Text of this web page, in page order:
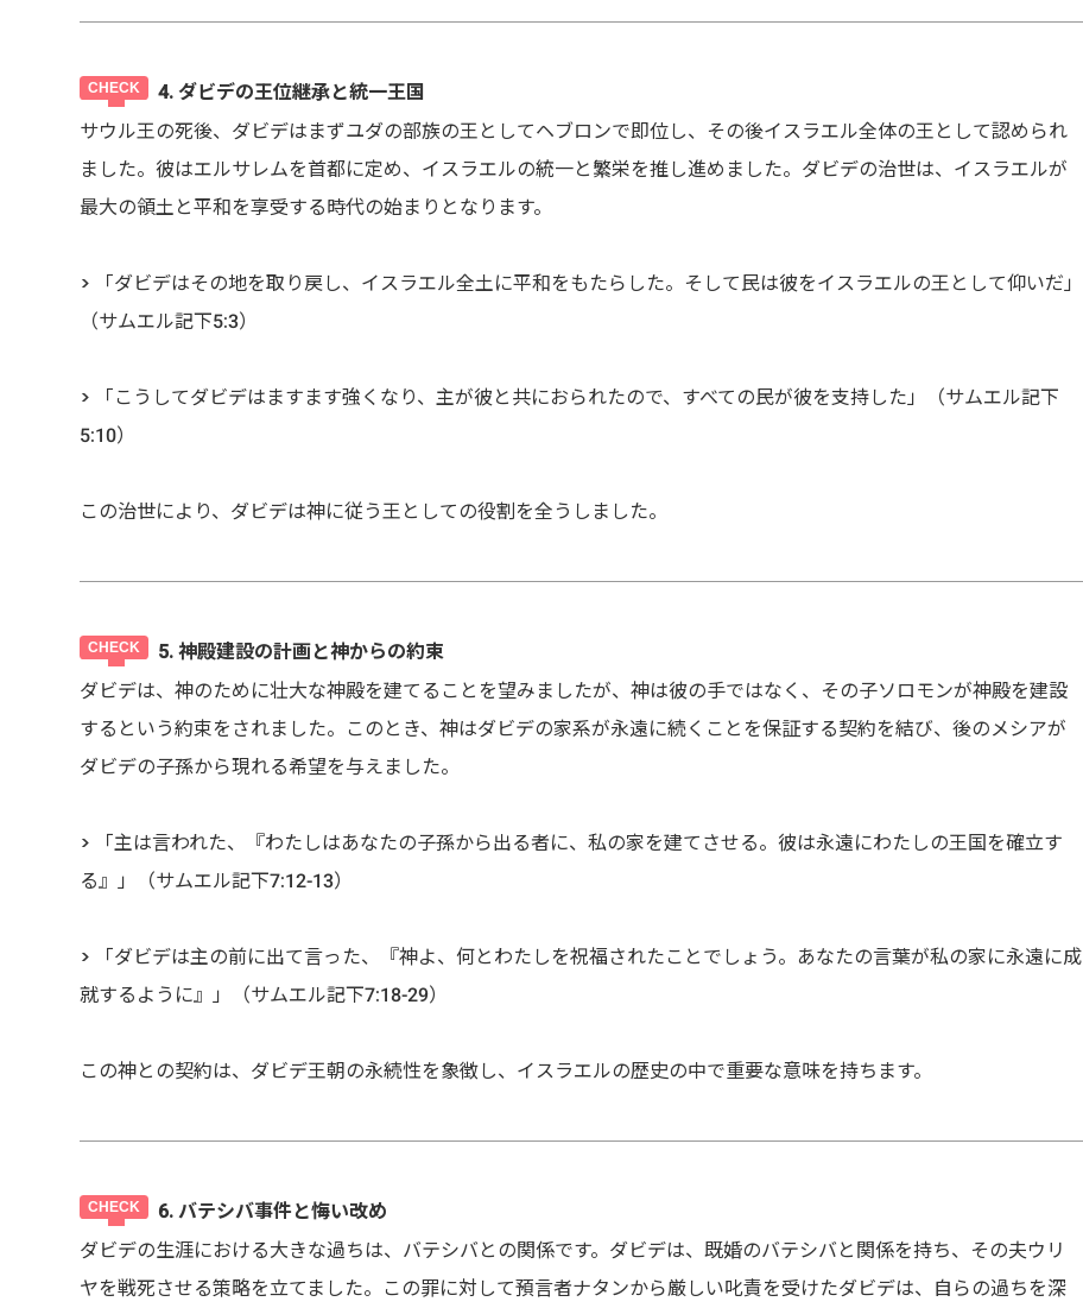
4. ダビデの王位継承と統一王国
サウル王の死後、ダビデはまずユダの部族の王としてヘブロンで即位し、その後イスラエル全体の王として認められ
ました。彼はエルサレムを首都に定め、イスラエルの統一と繁栄を推し進めました。ダビデの治世は、イスラエルが
最大の領土と平和を享受する時代の始まりとなります。
> 「ダビデはその地を取り戻し、イスラエル全土に平和をもたらした。そして民は彼をイスラエルの王として仰いだ」
（サムエル記下5:3）
> 「こうしてダビデはますます強くなり、主が彼と共におられたので、すべての民が彼を支持した」（サムエル記下
5:10）
この治世により、ダビデは神に従う王としての役割を全うしました。
5. 神殿建設の計画と神からの約束
ダビデは、神のために壮大な神殿を建てることを望みましたが、神は彼の手ではなく、その子ソロモンが神殿を建設
するという約束をされました。このとき、神はダビデの家系が永遠に続くことを保証する契約を結び、後のメシアが
ダビデの子孫から現れる希望を与えました。
> 「主は言われた、『わたしはあなたの子孫から出る者に、私の家を建てさせる。彼は永遠にわたしの王国を確立す
る』」（サムエル記下7:12-13）
> 「ダビデは主の前に出て言った、『神よ、何とわたしを祝福されたことでしょう。あなたの言葉が私の家に永遠に成
就するように』」（サムエル記下7:18-29）
この神との契約は、ダビデ王朝の永続性を象徴し、イスラエルの歴史の中で重要な意味を持ちます。
6. バテシバ事件と悔い改め
ダビデの生涯における大きな過ちは、バテシバとの関係です。ダビデは、既婚のバテシバと関係を持ち、その夫ウリ
ヤを戦死させる策略を立てました。この罪に対して預言者ナタンから厳しい叱責を受けたダビデは、自らの過ちを深